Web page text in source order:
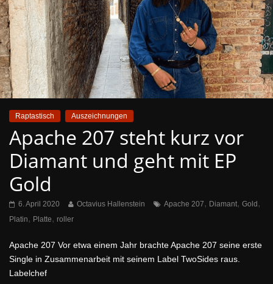
Raptastisch Auszeichnungen
Apache 207 steht kurz vor
Diamant und geht mit EP
Gold
6. April 2020 Octavius Hallenstein Apache 207, Diamant, Gold ,
Platin, Platte, roller
Apache 207 Vor etwa einem Jahr brachte Apache 207 seine erste
Single in Zusammenarbeit mit seinem Label TwoSides raus.
Labelchef